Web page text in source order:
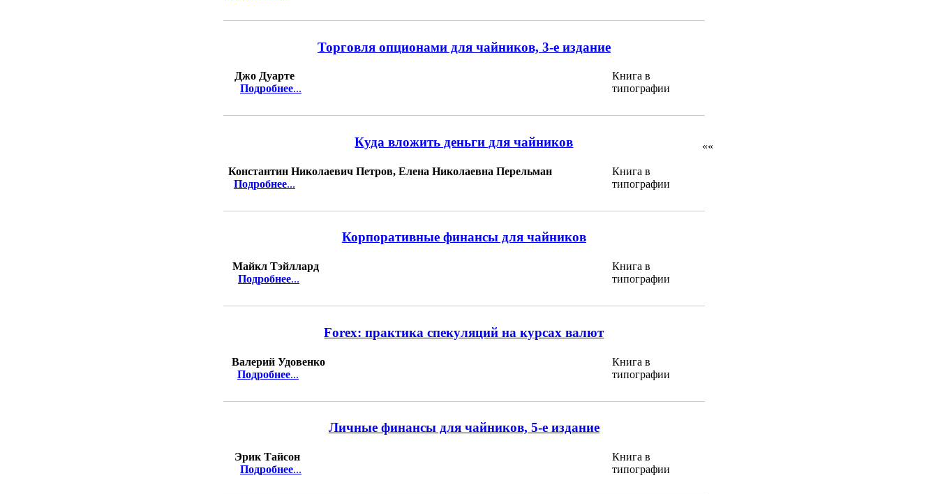
Торговля опционами для чайников, 3-е издание
Джо Дуарте
Подробнее...
Книга в
типографии
Куда вложить деньги для чайников
Константин Николаевич Петров, Елена Николаевна Перельман
Подробнее...
Книга в
типографии
Корпоративные финансы для чайников
Майкл Тэйллард
Подробнее...
Книга в
типографии
Forex: практика спекуляций на курсах валют
Валерий Удовенко
Подробнее...
Книга в
типографии
Личные финансы для чайников, 5-е издание
Эрик Тайсон
Подробнее...
Книга в
типографии
««